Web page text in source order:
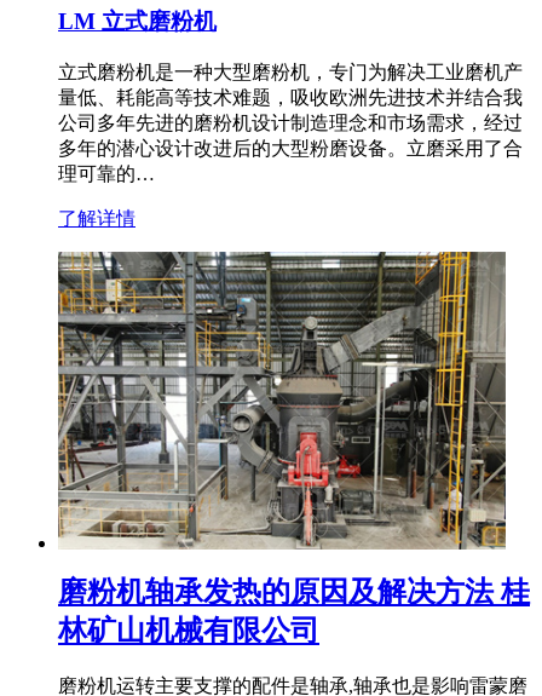
LM 立式磨粉机
立式磨粉机是一种大型磨粉机，专门为解决工业磨机产
量低、耗能高等技术难题，吸收欧洲先进技术并结合我
公司多年先进的磨粉机设计制造理念和市场需求，经过
多年的潜心设计改进后的大型粉磨设备。立磨采用了合
理可靠的…
了解详情
磨粉机轴承发热的原因及解决方法 桂
林矿山机械有限公司
磨粉机运转主要支撑的配件是轴承,轴承也是影响雷蒙磨